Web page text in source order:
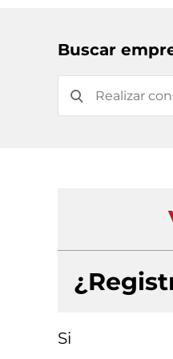
Buscar
Si